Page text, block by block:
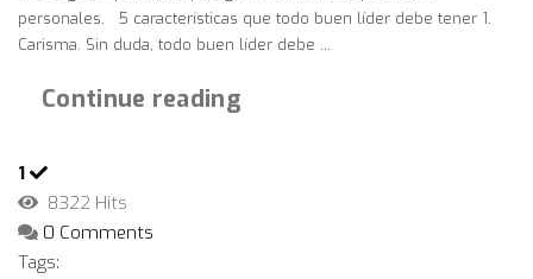
personales. 5 características que todo buen líder debe tener 1.
Carisma. Sin duda, todo buen líder debe ...
Continue reading
1
8322 Hits
0 Comments
Tags: